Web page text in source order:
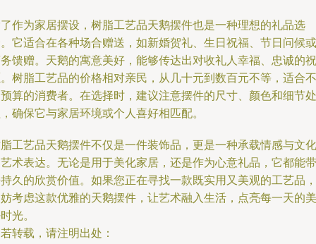
作为家居摆设，树脂工艺品天鹅摆件也是一种理想的礼品选
它适合在各种场合赠送，如新婚贺礼、生日祝福、节日问候或
馈赠。天鹅的寓意美好，能够传达出对收礼人幸福、忠诚的祝
树脂工艺品的价格相对亲民，从几十元到数百元不等，适合不
算的消费者。在选择时，建议注意摆件的尺寸、颜色和细节处
确保它与家居环境或个人喜好相匹配。
工艺品天鹅摆件不仅是一件装饰品，更是一种承载情感与文化
术表达。无论是用于美化家居，还是作为心意礼品，它都能带
久的欣赏价值。如果您正在寻找一款既实用又美观的工艺品，
考虑这款优雅的天鹅摆件，让艺术融入生活，点亮每一天的美
光。
转载，请注明出处：